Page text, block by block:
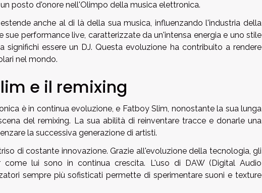
posto d'onore nell'Olimpo della musica elettronica.
anche al di là della sua musica, influenzando l'industria della
performance live, caratterizzate da un'intensa energia e uno stile
significhi essere un DJ. Questa evoluzione ha contribuito a rendere
nel mondo.
e il remixing
è in continua evoluzione, e Fatboy Slim, nonostante la sua lunga
del remixing. La sua abilità di reinventare tracce e donarle una
la successiva generazione di artisti.
di costante innovazione. Grazie all'evoluzione della tecnologia, gli
lui sono in continua crescita. L'uso di DAW (Digital Audio
sempre più sofisticati permette di sperimentare suoni e texture